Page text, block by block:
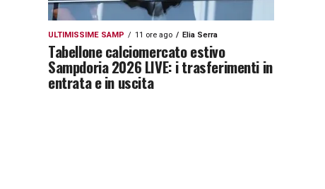
ULTIMISSIME SAMP 11 ore ago Elia Serra
Tabellone calciomercato estivo
Sampdoria 2026 LIVE: i trasferimenti in
entrata e in uscita